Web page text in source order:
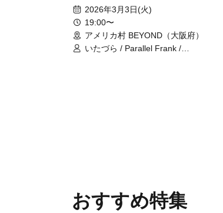
vol.42026年3月3日(火)
19:00〜
アメリカ村 BEYOND（大阪府）
いたづら / Parallel Frank /
おすすめ特集